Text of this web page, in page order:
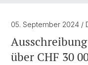
05. September 2024 /
über CHF 30